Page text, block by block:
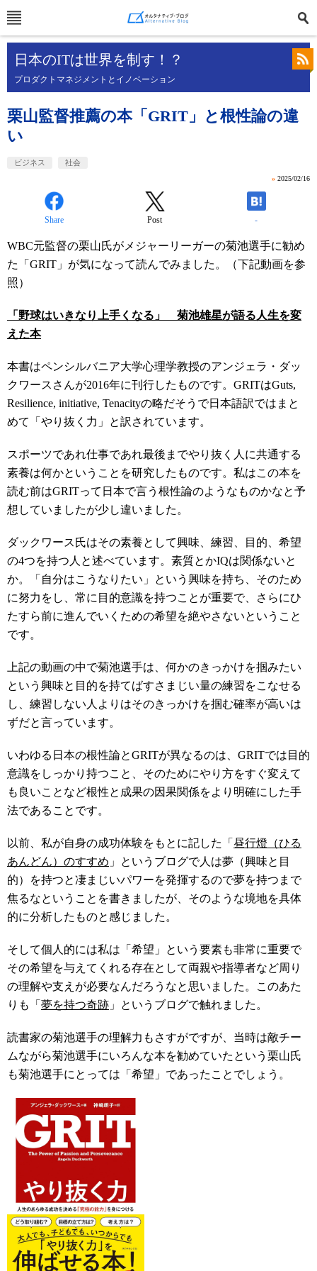
日本のITは世界を制す！？
プロダクトマネジメントとイノベーション
栗山監督推薦の本「GRIT」と根性論の違
い
ビジネス 社会
» 2025/02/16
Share Post -
WBC元監督の栗山氏がメジャーリーガーの菊池選手に勧め
た「GRIT」が気になって読んでみました。（下記動画を参
照）
「野球はいきなり上手くなる」 菊池雄星が語る人生を変
えた本
本書はペンシルバニア大学心理学教授のアンジェラ・ダッ
クワースさんが2016年に刊行したものです。GRITはGuts,
Resilience, initiative, Tenacityの略だそうで日本語訳ではまと
めて「やり抜く力」と訳されています。
スポーツであれ仕事であれ最後までやり抜く人に共通する
素養は何かということを研究したものです。私はこの本を
読む前はGRITって日本で言う根性論のようなものかなと予
想していましたが少し違いました。
ダックワース氏はその素養として興味、練習、目的、希望
の4つを持つ人と述べています。素質とかIQは関係ないと
か。「自分はこうなりたい」という興味を持ち、そのため
に努力をし、常に目的意識を持つことが重要で、さらにひ
たすら前に進んでいくための希望を絶やさないということ
です。
上記の動画の中で菊池選手は、何かのきっかけを掴みたい
という興味と目的を持てばすさまじい量の練習をこなせる
し、練習しない人よりはそのきっかけを掴む確率が高いは
ずだと言っています。
いわゆる日本の根性論とGRITが異なるのは、GRITでは目的
意識をしっかり持つこと、そのためにやり方をすぐ変えて
も良いことなど根性と成果の因果関係をより明確にした手
法であることです。
以前、私が自身の成功体験をもとに記した「 昼行燈（ひる
あんどん）のすすめ 」というブログで人は夢（興味と目
的）を持つと凄まじいパワーを発揮するので夢を持つまで
焦るなということを書きましたが、そのような境地を具体
的に分析したものと感じました。
そして個人的には私は「希望」という要素も非常に重要で
その希望を与えてくれる存在として両親や指導者など周り
の理解や支えが必要なんだろうなと思いました。このあた
りも「 夢を持つ奇跡 」というブログで触れました。
読書家の菊池選手の理解力もさすがですが、当時は敵チー
ムながら菊池選手にいろんな本を勧めていたという栗山氏
も菊池選手にとっては「希望」であったことでしょう。